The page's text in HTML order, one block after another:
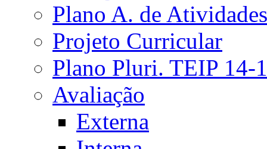
Plano A. de Atividades
Projeto Curricular
Plano Pluri. TEIP 14-
Avaliação
Externa